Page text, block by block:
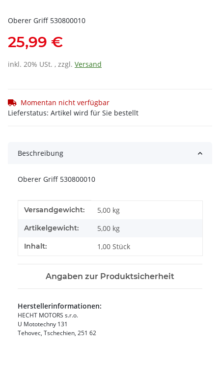
Oberer Griff 530800010
25,99 €
inkl. 20% USt. , zzgl. Versand
Momentan nicht verfügbar
Lieferstatus: Artikel wird für Sie bestellt
Beschreibung
Oberer Griff 530800010
Produkteigenschaft
Wert
Versandgewicht: 5,00 kg
Artikelgewicht: 5,00 kg
Inhalt: 1,00 Stück
Angaben zur Produktsicherheit
Herstellerinformationen:
HECHT MOTORS s.r.o.
U Mototechny 131
Tehovec, Tschechien, 251 62